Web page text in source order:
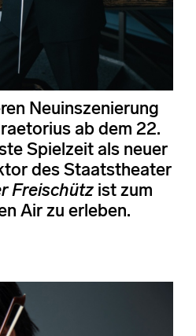
Neuinszenierung
ab dem 22.
Spielzeit als neuer
des Staatstheater
Freischütz ist zum
Air zu erleben.